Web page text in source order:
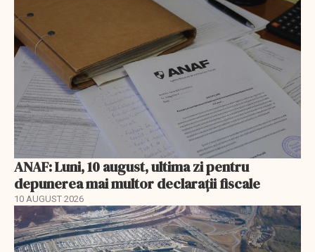
ANAF: Luni, 10 august, ultima zi pentru
depunerea mai multor declarații fiscale
10 AUGUST 2026